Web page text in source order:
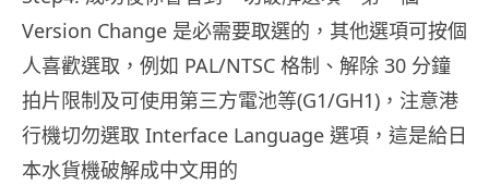
Version Change 是必需要取選的，其他選項可按個
人喜歡選取，例如 PAL/NTSC 格制、解除 30 分鐘
拍片限制及可使用第三方電池等(G1/GH1)，注意港
行機切勿選取 Interface Language 選項，這是給日
本水貨機破解成中文用的